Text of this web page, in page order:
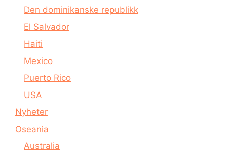
Den dominikanske republikk
El Salvador
Haiti
Mexico
Puerto Rico
USA
Nyheter
Oseania
Australia